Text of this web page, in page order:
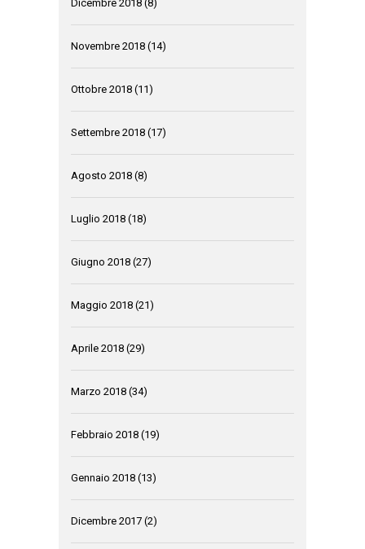
Dicembre 2018 (8)
Novembre 2018 (14)
Ottobre 2018 (11)
Settembre 2018 (17)
Agosto 2018 (8)
Luglio 2018 (18)
Giugno 2018 (27)
Maggio 2018 (21)
Aprile 2018 (29)
Marzo 2018 (34)
Febbraio 2018 (19)
Gennaio 2018 (13)
Dicembre 2017 (2)